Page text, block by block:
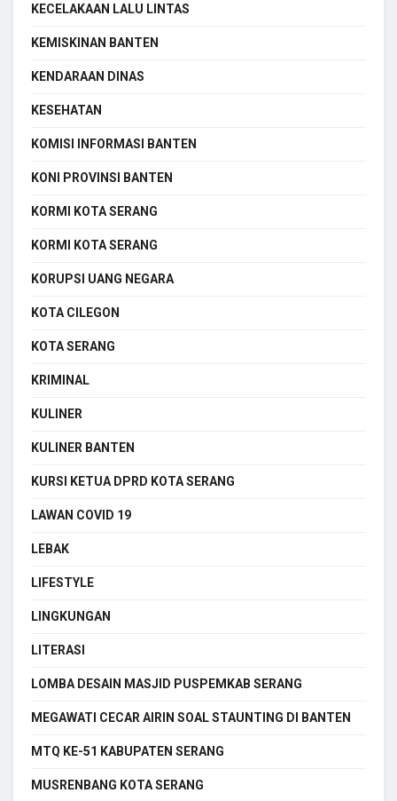
KECELAKAAN LALU LINTAS
KEMISKINAN BANTEN
KENDARAAN DINAS
KESEHATAN
KOMISI INFORMASI BANTEN
KONI PROVINSI BANTEN
KORMI KOTA SERANG
KORMI KOTA SERANG
KORUPSI UANG NEGARA
KOTA CILEGON
KOTA SERANG
KRIMINAL
KULINER
KULINER BANTEN
KURSI KETUA DPRD KOTA SERANG
LAWAN COVID 19
LEBAK
LIFESTYLE
LINGKUNGAN
LITERASI
LOMBA DESAIN MASJID PUSPEMKAB SERANG
MEGAWATI CECAR AIRIN SOAL STAUNTING DI BANTEN
MTQ KE-51 KABUPATEN SERANG
MUSRENBANG KOTA SERANG